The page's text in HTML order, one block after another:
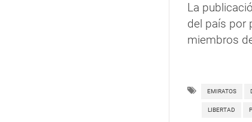
La
del país por
miembros
EMIRATOS
LIBERTAD